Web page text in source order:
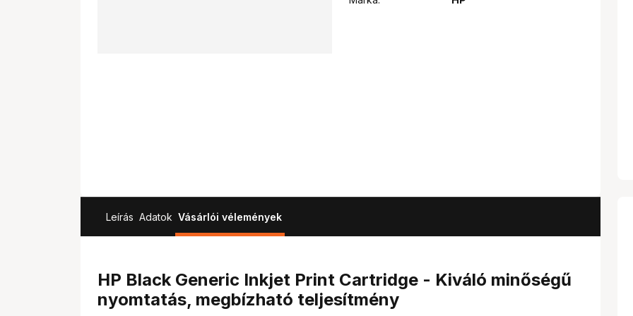
Leírás Adatok Vásárlói vélemények
HP Black Generic Inkjet Print Cartridge - Kiváló minőségű
nyomtatás, megbízható teljesítmény